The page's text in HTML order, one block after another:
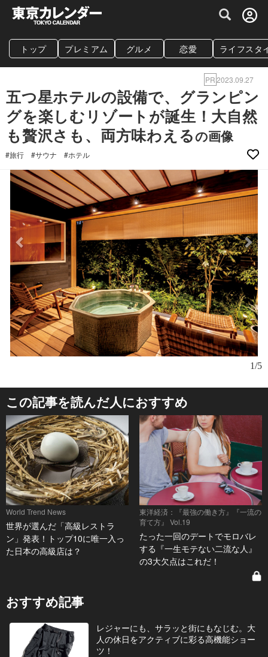
グルメ情報・プレミアムレストラン予約
トップ プレミアム グルメ 恋愛 ライフスタ
PR2023.09.27
五つ星ホテルの設備で、グランピン
グを楽しむリゾートが誕生！大自然
も贅沢さも、両方味わえるの画像
#旅行 #サウナ #ホテル
1/5
この記事を読んだ人におすすめ
World Trend News
世界が選んだ「高級レストラ
ン」発表！トップ10に唯一入っ
た日本の高級店は？
東洋経済：『最強の働き方』『一流の
育て方』 Vol.19
たった一回のデートでモロバレ
する『一生モテない二流な人』
の3大欠点はこれだ！
おすすめ記事
レジャーにも、サラッと街にもなじむ。大
人の休日をアクティブに彩る高機能ショー
ツ！